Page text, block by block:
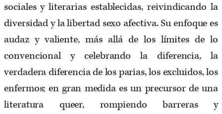
sociales y literarias establecidas, reivindicando la
diversidad y la libertad sexo afectiva. Su enfoque es
audaz y valiente, más allá de los límites de lo
convencional y celebrando la diferencia, la
verdadera diferencia de los parias, los excluidos, los
enfermos; en gran medida es un precursor de una
literatura queer, rompiendo barreras y